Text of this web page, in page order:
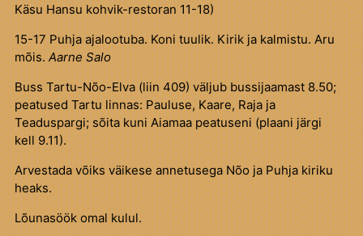
Käsu Hansu kohvik-restoran 11-18)
15-17 Puhja ajalootuba. Koni tuulik. Kirik ja kalmistu. Aru
mõis. Aarne Salo
Buss Tartu-Nõo-Elva (liin 409) väljub bussijaamast 8.50;
peatused Tartu linnas: Pauluse, Kaare, Raja ja
Teaduspargi; sõita kuni Aiamaa peatuseni (plaani järgi
kell 9.11).
Arvestada võiks väikese annetusega Nõo ja Puhja kiriku
heaks.
Lõunasöök omal kulul.